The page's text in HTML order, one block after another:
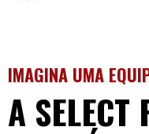
IMAGINA UMA
A SELECT